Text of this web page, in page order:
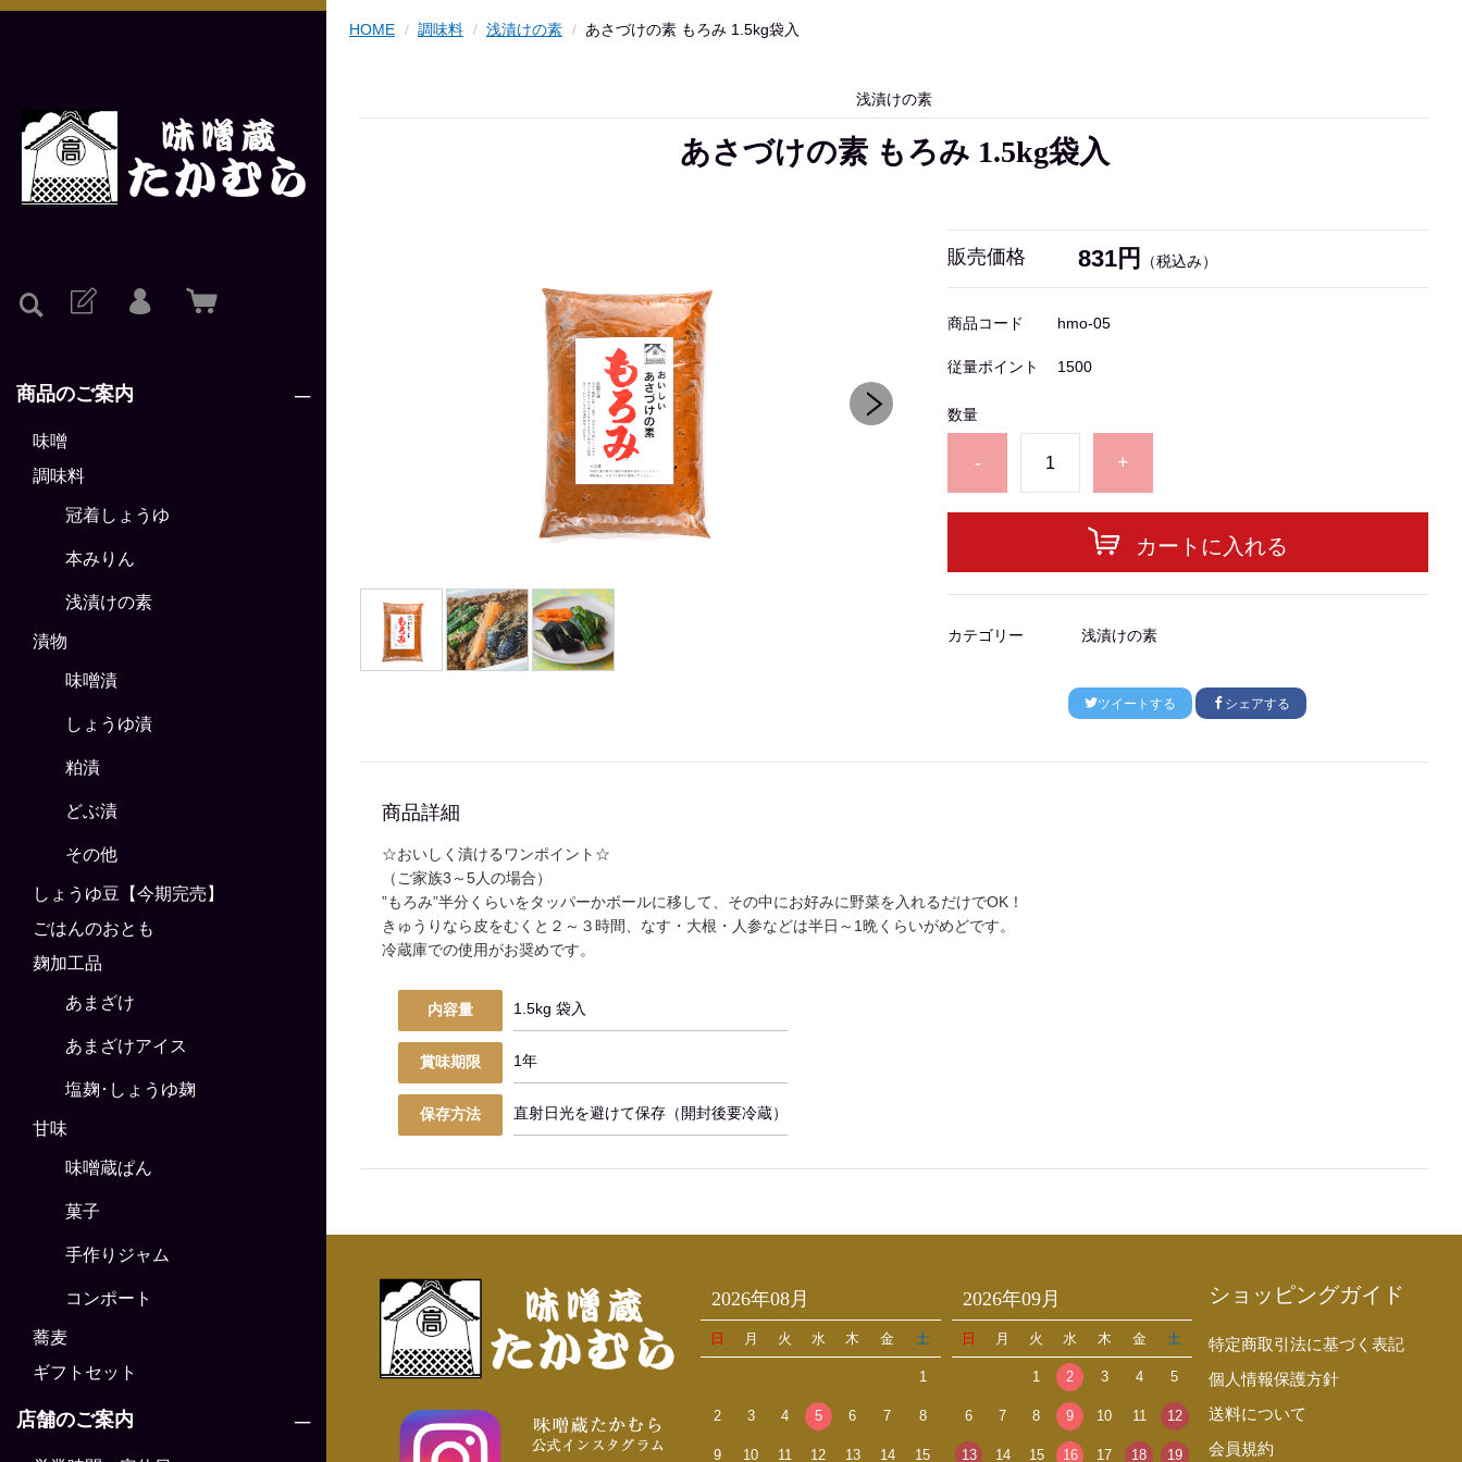
商品のご案内
味噌
調味料
冠着しょうゆ
本みりん
浅漬けの素
漬物
味噌漬
しょうゆ漬
粕漬
どぶ漬
その他
しょうゆ豆【今期完売】
ごはんのおとも
麹加工品
あまざけ
あまざけアイス
塩麹･しょうゆ麹
甘味
味噌蔵ぱん
菓子
手作りジャム
コンポート
蕎麦
ギフトセット
店舗のご案内
HOME 調味料 浅漬けの素 あさづけの素 もろみ 1.5kg袋入
浅漬けの素
あさづけの素 もろみ 1.5kg袋入
販売価格 831円 （税込み）
商品コード hmo-05
従量ポイント 1500
数量
- +
カートに入れる
カテゴリー 浅漬けの素
ツイートする シェアする
商品詳細
☆おいしく漬けるワンポイント☆
（ご家族3～5人の場合）
”もろみ”半分くらいをタッパーかボールに移して、その中にお好みに野菜を入れるだけでOK！
きゅうりなら皮をむくと２～３時間、なす・大根・人参などは半日～1晩くらいがめどです。
冷蔵庫での使用がお奨めです。
内容量 1.5kg 袋入
賞味期限 1年
保存方法 直射日光を避けて保存（開封後要冷蔵）
2026年08月
日 月 火 水 木 金 土
1
2 3 4 5 6 7 8
9 10 11 12 13 14 15
2026年09月
日 月 火 水 木 金 土
1 2 3 4 5
6 7 8 9 10 11 12
13 14 15 16 17 18 19
ショッピングガイド
特定商取引法に基づく表記
個人情報保護方針
送料について
会員規約